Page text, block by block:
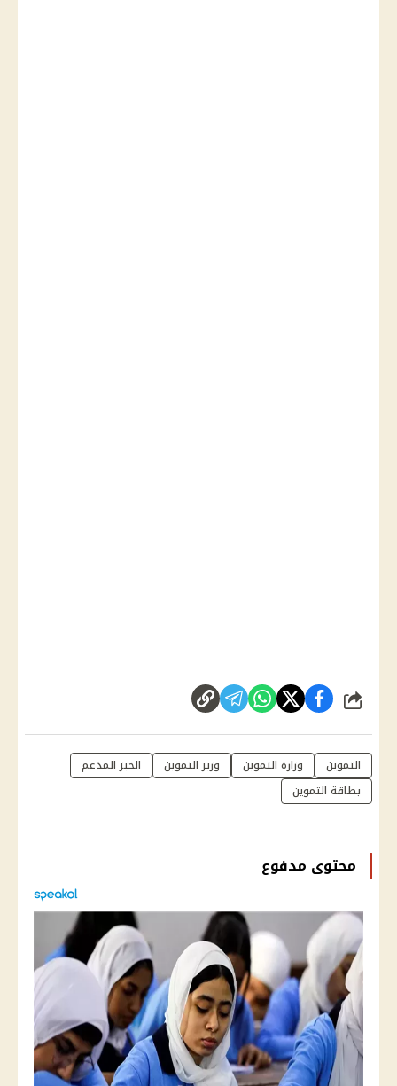
شارك
التموين وزارة التموين وزير التموين
الخبز المدعم
بطاقة التموين
محتوى مدفوع